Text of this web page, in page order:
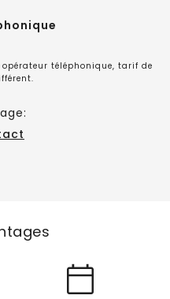
téléphonique, tarif de